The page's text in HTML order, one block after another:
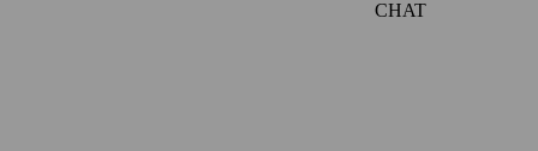
CHAT